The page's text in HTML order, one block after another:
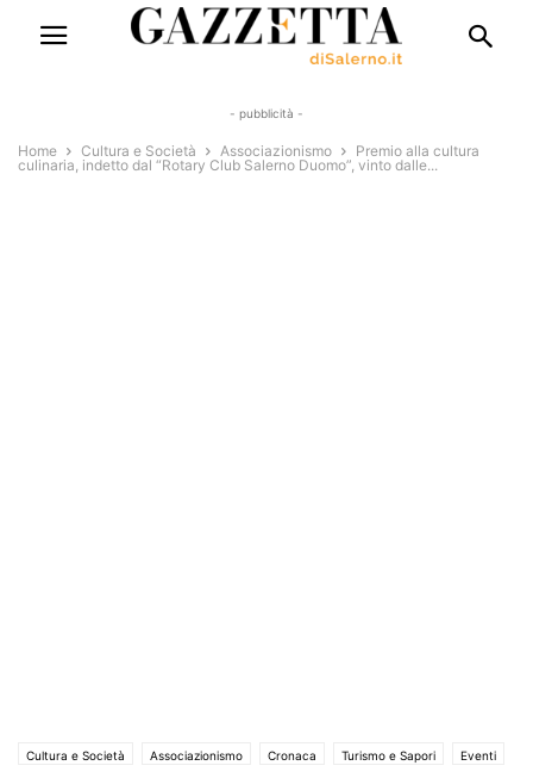
- pubblicità -
Home Cultura e Società Associazionismo
Premio alla cultura
culinaria, indetto dal “Rotary Club Salerno Duomo”, vinto dalle...
Cultura e Società Associazionismo Cronaca Turismo e Sapori Eventi